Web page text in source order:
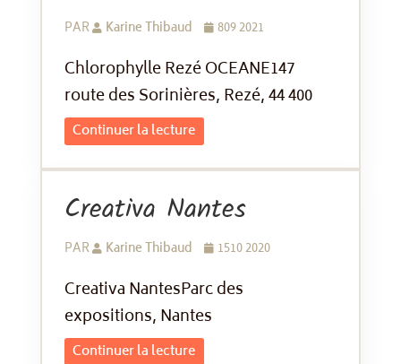
PAR Karine Thibaud 809 2021
Chlorophylle Rezé OCEANE147
route des Sorinières, Rezé, 44 400
Continuer la lecture
Creativa Nantes
PAR Karine Thibaud 1510 2020
Creativa NantesParc des
expositions, Nantes
Continuer la lecture